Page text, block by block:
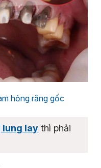
hỏng răng gốc
lung lay thì phải